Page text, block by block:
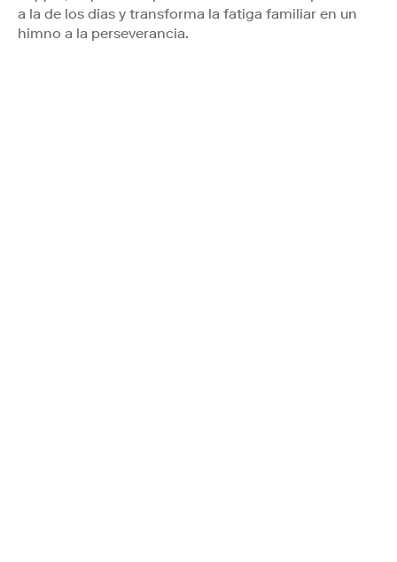
a la de los días y transforma la fatiga familiar en un
himno a la perseverancia.